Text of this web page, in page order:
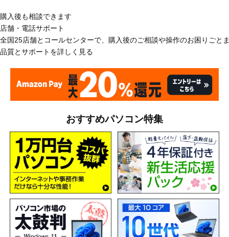
購入後も相談できます
店舗・電話サポート
全国25店舗とコールセンターで、購入後のご相談や操作のお困りごと
品質とサポートを詳しく見る
おすすめパソコン特集